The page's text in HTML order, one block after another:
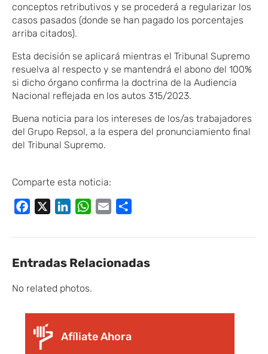
conceptos retributivos y se procederá a regularizar los
casos pasados (donde se han pagado los porcentajes
arriba citados).
Esta decisión se aplicará mientras el Tribunal Supremo
resuelva al respecto y se mantendrá el abono del 100%
si dicho órgano confirma la doctrina de la Audiencia
Nacional reflejada en los autos 315/2023.
Buena noticia para los intereses de los/as trabajadores
del Grupo Repsol, a la espera del pronunciamiento final
del Tribunal Supremo.
Comparte esta noticia:
Facebook LinkedInWhatsApp
Email
Entradas Relacionadas
No related photos.
Afíliate Ahora